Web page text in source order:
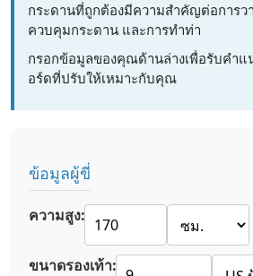
กระดานที่ถูกต้องมีความสำคัญต่อการว
ควบคุมกระดาน และการทำท่า
กรอกข้อมูลของคุณด้านล่างเพื่อรับคำแ
อร์ดที่ปรับให้เหมาะกับคุณ
ข้อมูลผู้ขี่
ความสูง:
ขนาดรองเท้า: